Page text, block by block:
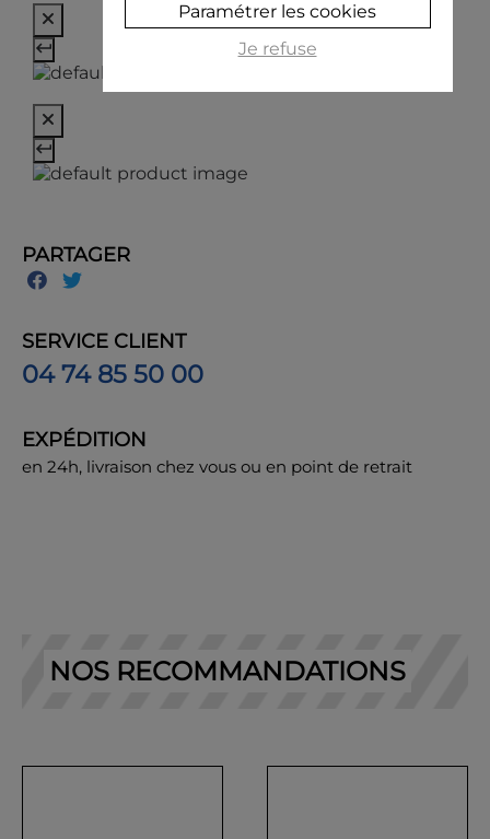
PARTAGER
SERVICE CLIENT
04 74 85 50 00
EXPÉDITION
en 24h, livraison chez vous ou en point de retrait
NOS RECOMMANDATIONS
Paramétrer les cookies
Je refuse